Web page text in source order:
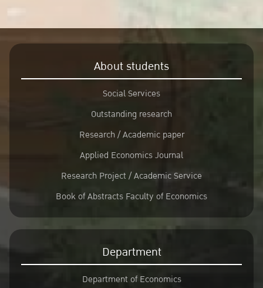
About students
Social Services
Outstanding research
Research / Academic paper
Applied Economics Journal
Research Project / Academic Service
Book of Abstracts Faculty of Economics
Department
Department of Economics